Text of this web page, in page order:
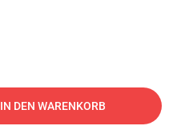
IN DEN WARENKORB